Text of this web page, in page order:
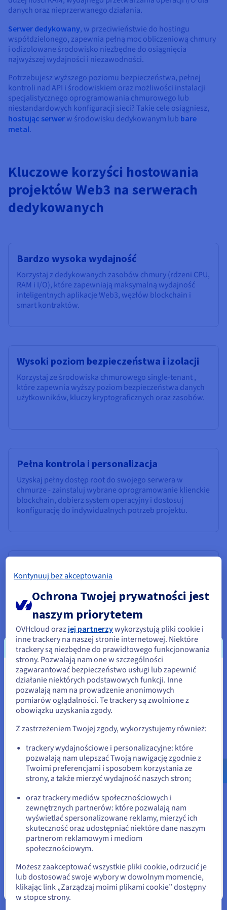
danych oraz nieprzerwanego działania.
Serwer dedykowany, w przeciwieństwie do hostingu
współdzielonego, zapewnia pełną moc obliczeniową chmury
i odizolowane środowisko niezbędne do osiągnięcia
najwyższej wydajności i niezawodności.
Potrzebujesz wyższego poziomu bezpieczeństwa, pełnej
kontroli nad API i środowiskiem oraz możliwości instalacji
specjalistycznego oprogramowania chmurowego lub
niestandardowych konfiguracji sieci? Takie cele osiągniesz,
hostując serwer w środowisku dedykowanym lub bare
metal.
Kluczowe korzyści hostowania
projektów Web3 na serwerach
dedykowanych
Bardzo wysoka wydajność
Korzystaj z dedykowanych zasobów chmury (rdzeni CPU,
RAM i I/O), które zapewniają maksymalną wydajność
inteligentnych aplikacje Web3, węzłów blockchain i
smart kontraktów.
Wysoki poziom bezpieczeństwa i izolacji
Korzystaj ze środowiska chmurowego single-tenant ,
które zapewnia wyższy poziom bezpieczeństwa danych
użytkowników, kluczy kryptograficznych oraz zasobów.
Pełna kontrola i personalizacja
Uzyskaj pełny dostęp root do swojego serwera w
chmurze - zainstaluj wybrane oprogramowanie klienckie
blockchain, dobierz system operacyjny i dostosuj
konfigurację do indywidualnych potrzeb projektu.
Wykorzystaj dedykowaną przepustowość i
zaawansowaną infrastrukturę sieciową – to podstawa
sprawnego działania blockchain, szybkiej propagacji
danych w sieciach peer-to-peer i zapewnienia
użytkownikom dApp szybkiego dostępu niezależnie od
ich lokalizacji.
Skalowalność projektu
Zacznij od zasobów chmurowych dopasowanych do
potrzeb Twojego projektu, a gdy aplikacje Web3 lub API
będą się rozwijać, bez problemu rozbuduj serwer lub
dodaj kolejne maszyny. Elastyczna infrastruktura
pozwala bez trudu obsłużyć rosnącą liczbę
użytkowników i transakcji oraz coraz większe się zbiory
danych.
Gotowość do pracy 24/7
Zapewnij maksymalną dostępność i nieprzerwane
gwarantują wysoką niezawodność, dlatego są idealnym
rozwiązaniem dla kluczowej infrastruktury - od węzłów
walidujących i oracles po aplikacje, które muszą działać
nieprzerwanie i stabilnie.
Wydaje się, że znajdujesz się w
Stany Zjednoczone
Jeśli chcesz złożyć zamówienie w Stany Zjednoczone, wyszukaj
Go to Stany Zjednoczone website
us.ovhcloud.com/
Angielski USD - $
lub
Pozostań na bieżącej stronie
Wybierz inną stronę
Zamknij
Kontynuuj bez akceptowania
Ochrona Twojej prywatności jest
naszym priorytetem
OVHcloud oraz jej partnerzywykorzystują pliki cookie i
inne trackery na naszej stronie internetowej. Niektóre
trackery są niezbędne do prawidłowego funkcjonowania
strony. Pozwalają nam one w szczególności
zagwarantować bezpieczeństwo usługi lub zapewnić
działanie niektórych podstawowych funkcji. Inne
pozwalają nam na prowadzenie anonimowych
pomiarów oglądalności. Te trackery są zwolnione z
obowiązku uzyskania zgody.
Z zastrzeżeniem Twojej zgody, wykorzystujemy również:
trackery wydajnościowe i personalizacyjne: które
pozwalają nam ulepszać Twoją nawigację zgodnie z
Twoimi preferencjami i sposobem korzystania ze
strony, a także mierzyć wydajność naszych stron;
oraz trackery mediów społecznościowych i
zewnętrznych partnerów: które pozwalają nam
wyświetlać spersonalizowane reklamy, mierzyć ich
skuteczność oraz udostępniać niektóre dane naszym
partnerom reklamowym i mediom
społecznościowym.
Możesz zaakceptować wszystkie pliki cookie, odrzucić je
lub dostosować swoje wybory w dowolnym momencie,
klikając link „Zarządzaj moimi plikami cookie” dostępny
w stopce strony.